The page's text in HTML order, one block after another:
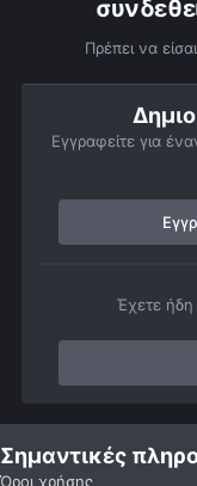
Πρέπει να
Εγγραφείτε για
Έχετε ήδη
Αρχή
Σημαντικές
Όροι χρήσης